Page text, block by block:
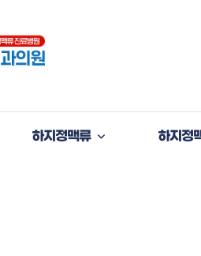
하지정맥류 하지정